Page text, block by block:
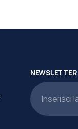
NEWSLETTER